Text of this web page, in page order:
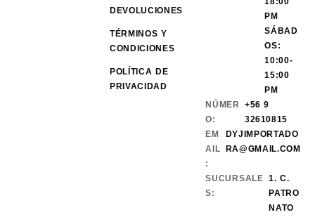
DEVOLUCIONES
TÉRMINOS Y
CONDICIONES
POLÍTICA DE
PRIVACIDAD
PM
SÁBAD
OS:
10:00-
15:00
PM
NÚMER
O:
+56 9
32610815
EM
AIL
:
DYJIMPORTADO
RA@GMAIL.COM
SUCURSALE
S:
1. C.
PATRO
NATO